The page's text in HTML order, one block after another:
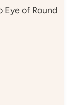
Eye of Round